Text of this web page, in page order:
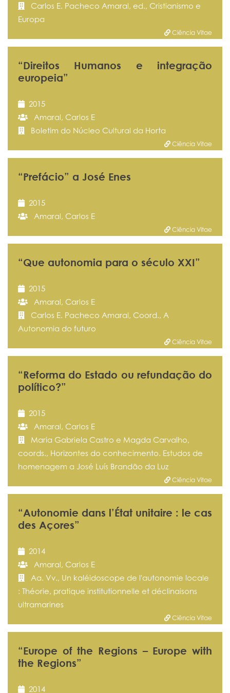
Carlos E. Pacheco Amaral, ed., Cristianismo e
Europa
Ciência Vitae
“Direitos Humanos e integração
europeia”
2015
Amaral, Carlos E
Boletim do Núcleo Cultural da Horta
Ciência Vitae
“Prefácio” a José Enes
2015
Amaral, Carlos E
Ciência Vitae
“Que autonomia para o século XXI”
2015
Amaral, Carlos E
Carlos E. Pacheco Amaral, Coord., A
Autonomia do futuro
Ciência Vitae
“Reforma do Estado ou refundação do
político?”
2015
Amaral, Carlos E
Maria Gabriela Castro e Magda Carvalho,
coords., Horizontes do conhecimento. Estudos de
homenagem a José Luís Brandão da Luz
Ciência Vitae
“Autonomie dans l’État unitaire : le cas
des Açores”
2014
Amaral, Carlos E
Aa. Vv., Un kaléidoscope de l'autonomie locale
: Théorie, pratique institutionnelle et déclinaisons
ultramarines
Ciência Vitae
“Europe of the Regions – Europe with
the Regions”
2014